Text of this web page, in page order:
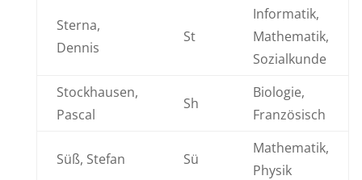
Sterna,
Dennis
St
Informatik,
Mathematik,
Sozialkunde
Stockhausen,
Pascal
Sh
Biologie,
Französisch
Süß, Stefan Sü
Mathematik,
Physik